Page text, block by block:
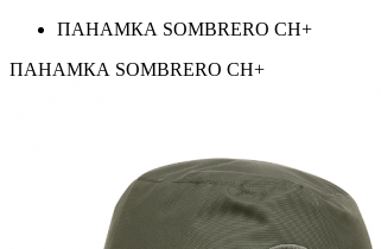
ПАНАМКА SOMBRERO CH+
ПАНАМКА SOMBRERO CH+